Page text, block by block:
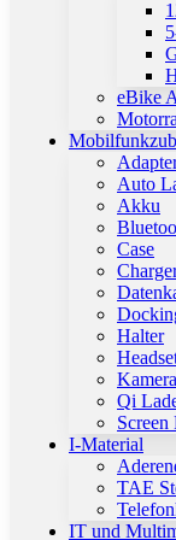
eBike
Auto
Akku
Case
Halter
Qi
Screen
I-Material
TAE
IT und